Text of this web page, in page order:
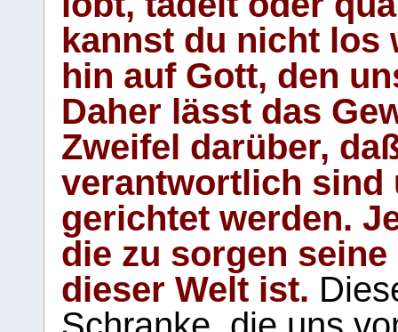
kannst du nicht los
hin auf Gott, den
Daher lässt das
Zweifel darüber,
verantwortlich sind
gerichtet werden.
die zu sorgen
dieser Welt ist.